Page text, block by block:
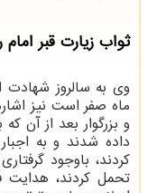
ثواب زیارت قبر
وی به سالروز
ماه صفر است نیز
و بزرگوار بعد از آن
داده شدند و به
کردند، باوجود
تحمل کردند، هدایت